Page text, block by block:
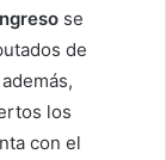
se
de
los
con el